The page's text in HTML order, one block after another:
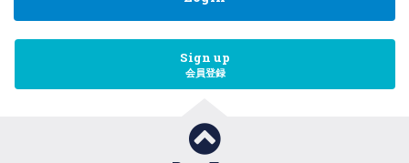
送「Groovin'水曜日」にパーソナリティとして出
演します。
メッセージテーマはX(旧Twitter)にて告知いたします。 地域の情
報、全国のニュース、交通情報、気象情報、にっこりニュース、今
Sign up
会員登録